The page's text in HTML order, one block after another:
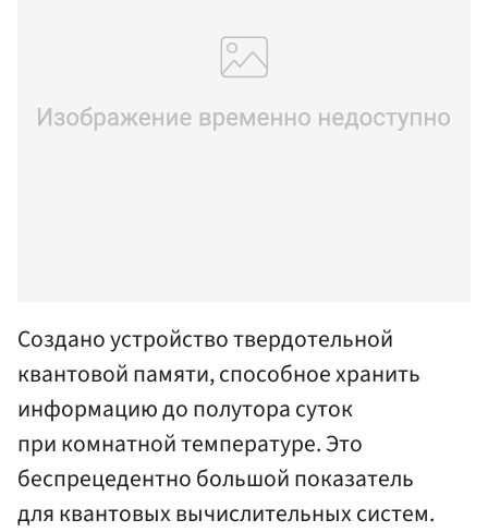
Создано устройство твердотельной
квантовой памяти, способное хранить
информацию до полутора суток
при комнатной температуре. Это
беспрецедентно большой показатель
для квантовых вычислительных систем.